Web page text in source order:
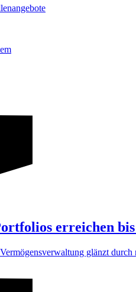
erreichen
glänzt